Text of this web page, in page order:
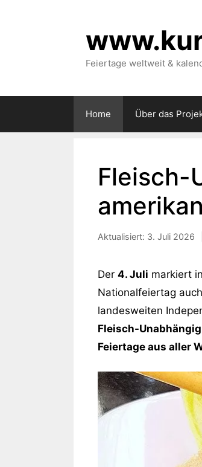
Feiertage weltweit &
Home Über das
Fleisch-
Aktualisiert: 3. Juli 2026
Der 4. Juli markiert
Nationalfeiertag
landesweiten
Fleisch-
Feiertage aus aller